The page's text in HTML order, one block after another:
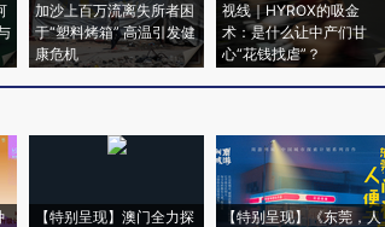
加沙上百万流离失所者困
于“塑料烤箱” 高温引发健
康危机
视线｜HYROX的吸金
术：是什么让中产们甘
心“花钱找虐”？
【特别呈现】澳门全力探
【特别呈现】《东莞，人